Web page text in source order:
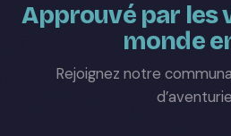
Approuvé par les
monde
Rejoignez notre